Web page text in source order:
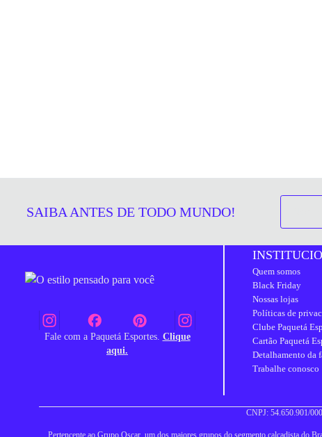
SAIBA ANTES DE TODO MUNDO!
Fale com a Paquetá Esportes. Clique
aqui.
Quem somos
Black Friday
Nossas lojas
Políticas de
Clube Paquetá
Cartão Paquetá
Detalhamento da
Trabalhe conosco
CNPJ: 54.650.901/
Pertencente ao Grupo Oscar, um dos maiores grupos do segmento calçadista do